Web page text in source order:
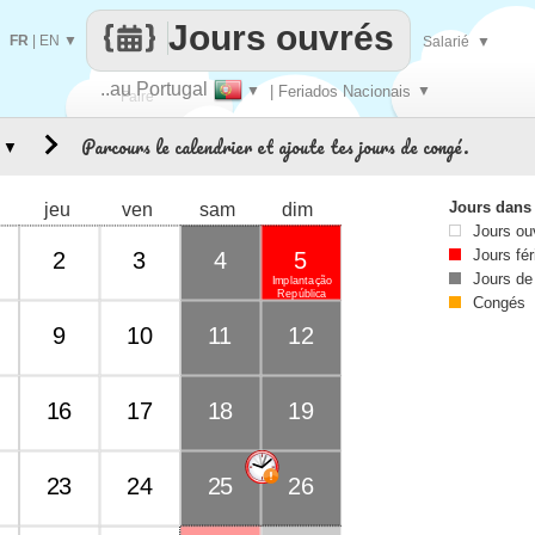
Faire
..au Portugal ▼ | Feriados Nacionais ▼
Jours ouvrés
FR EN ▼ Salarié ▼
Parcours le calendrier et ajoute tes jours de congé.
jeu ven sam dim
2 3 4
Implantação
República
5
9 10 11 12
16 17 18 19
23 24 25 26
▼
Jours
Jours
Jours
Jours
Congés